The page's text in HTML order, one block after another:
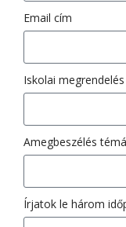
Email cím
Iskolai
Amegbeszélés
Írjatok le három